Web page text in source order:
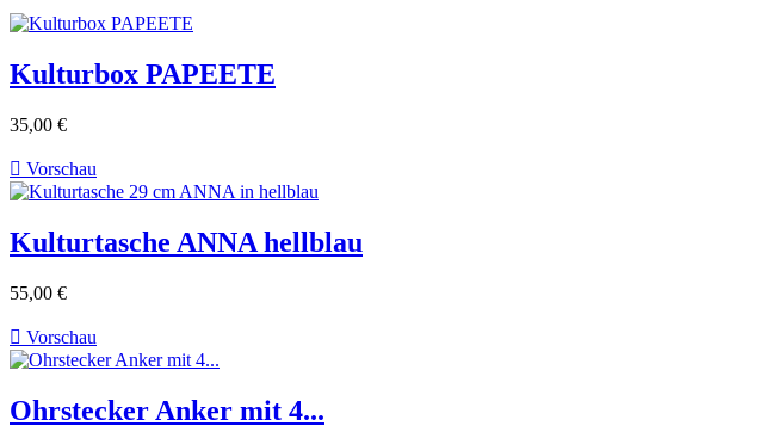
Kulturbox PAPEETE
35,00 €
 Vorschau
Kulturtasche ANNA hellblau
55,00 €
 Vorschau
Ohrstecker Anker mit 4...